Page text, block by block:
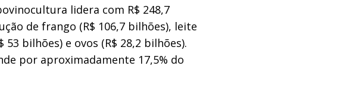
lidera com R$ 248,7
de frango (R$ 106,7 bilhões), leite
53 bilhões) e ovos (R$ 28,2 bilhões).
por aproximadamente 17,5% do